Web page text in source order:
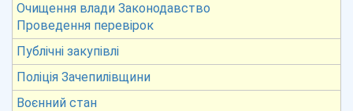
Очищення влади Законодавство
Проведення перевірок
Публічні закупівлі
Поліція Зачепилівщини
Воєнний стан